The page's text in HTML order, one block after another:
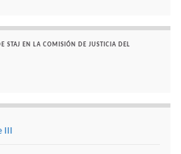
STAJ EN LA COMISIÓN DE JUSTICIA DEL
III